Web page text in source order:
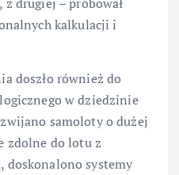
kalkulacji i
doszło również do
w dziedzinie
samoloty o dużej
zdolne do lotu z
doskonalono systemy